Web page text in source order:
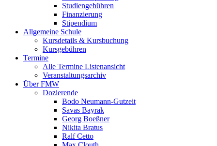
Studiengebühren
Finanzierung
Stipendium
Allgemeine Schule
Kursdetails & Kursbuchung
Kursgebühren
Termine
Alle Termine Listenansicht
Veranstaltungsarchiv
Über FMW
Dozierende
Bodo Neumann-Gutzeit
Savas Bayrak
Georg Boeßner
Nikita Bratus
Ralf Cetto